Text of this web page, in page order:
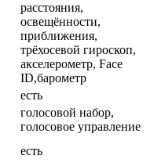
расстояния,
освещённости,
приближения,
трёхосевой гироскоп,
акселерометр, Face
ID,барометр
есть
голосовой набор,
голосовое управление
есть